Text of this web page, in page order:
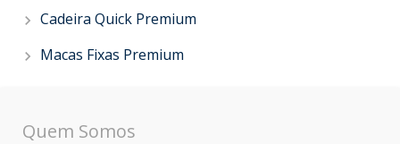
Cadeira Quick Premium
Macas Fixas Premium
Quem Somos